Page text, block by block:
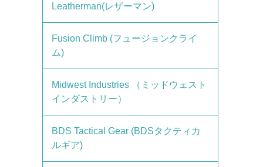
Leatherman(レザーマン)
Fusion Climb (フュージョンクライ
ム)
Midwest Industries （ミッドウェスト
インダストリー）
BDS Tactical Gear (BDSタクティカ
ルギア)